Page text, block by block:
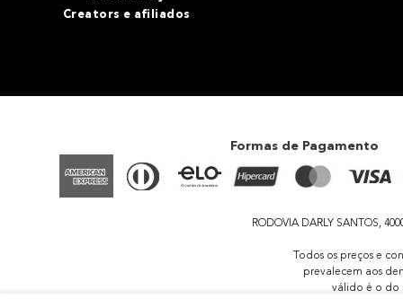
Creators e afiliados
Formas de Pagamento
RODOVIA DARLY SANTOS,
Todos os preços e
prevalecem aos
válido é o do